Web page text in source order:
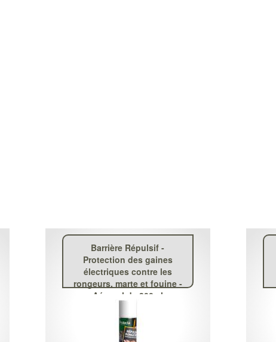
Barrière Répulsif -
Protection des gaines
électriques contre les
rongeurs, marte et fouine -
Aérosol de 300ml